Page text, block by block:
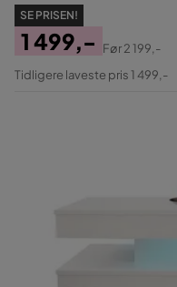
SE PRISEN!
Pris
1 499,-
Original
Før2 199,-
Tidligere laveste pris 1 499,-